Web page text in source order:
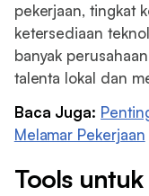
pekerjaan, tingkat
ketersediaan
banyak
talenta lokal dan
Baca Juga:
Melamar Pekerjaan
Tools